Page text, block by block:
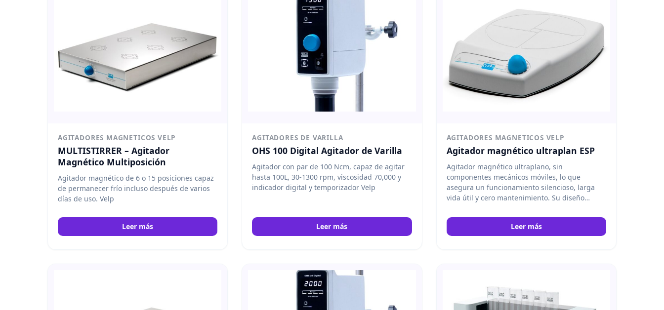
AGITADORES MAGNETICOS VELP
MULTISTIRRER – Agitador
Magnético Multiposición
Agitador magnético de 6 o 15 posiciones capaz
de permanecer frío incluso después de varios
días de uso. Velp
Leer más
AGITADORES DE VARILLA
OHS 100 Digital Agitador de Varilla
Agitador con par de 100 Ncm, capaz de agitar
hasta 100L, 30-1300 rpm, viscosidad 70,000 y
indicador digital y temporizador Velp
Leer más
AGITADORES MAGNETICOS VELP
Agitador magnético ultraplan ESP
Agitador magnético ultraplano, sin
componentes mecánicos móviles, lo que
asegura un funcionamiento silencioso, larga
vida útil y cero mantenimiento. Su diseño
requieren un equipo fiable, fácil de limpiar y
con alto rendimiento en la agitación de
Leer más